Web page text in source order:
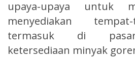
upaya-upaya untuk
menyediakan
termasuk di
ketersediaan minyak